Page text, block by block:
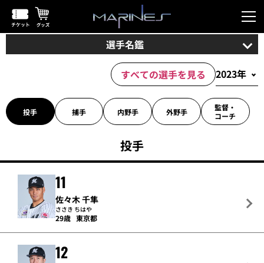
選手名鑑
すべての選手を見る
投手 捕手 内野手 外野手
監督・
コーチ
投手
11
佐々木 千隼
ささき ちはや
29歳 東京都
12